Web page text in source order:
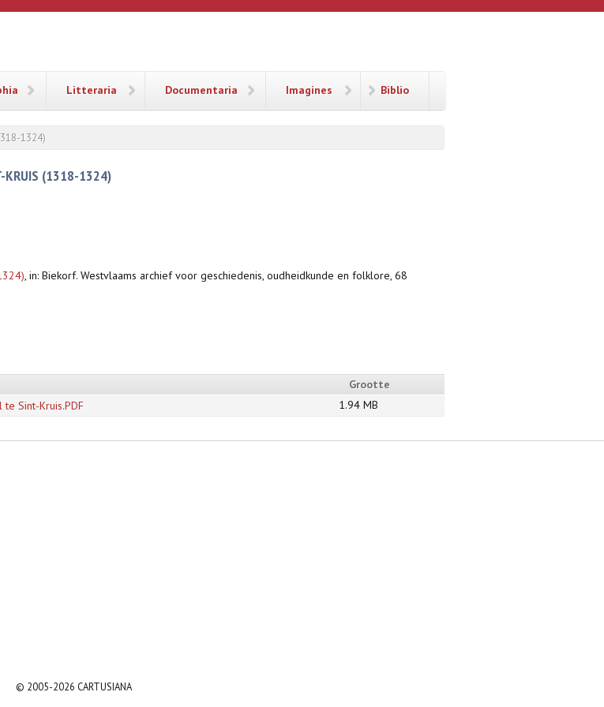
Litteraria Documentaria Imagines Biblio
1324)
KRUIS (1318-1324)
, in: Biekorf. Westvlaams archief voor geschiedenis, oudheidkunde en folklore, 68
Grootte
Sint-Kruis.PDF
1.94 MB
© 2005-2026 CARTUSIANA